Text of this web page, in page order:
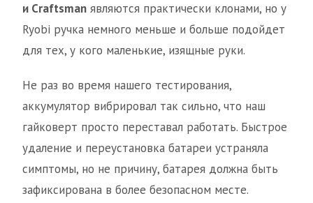
и Craftsman являются практически клонами, но у
Ryobi ручка немного меньше и больше подойдет
для тех, у кого маленькие, изящные руки.
Не раз во время нашего тестирования,
аккумулятор вибрировал так сильно, что наш
гайковерт просто переставал работать. Быстрое
удаление и переустановка батареи устраняла
симптомы, но не причину, батарея должна быть
зафиксирована в более безопасном месте.